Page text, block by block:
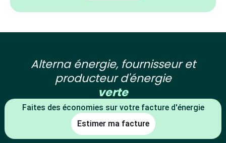
Faites des économies sur votre facture d'énergie
Estimer ma facture
Alterna énergie, fournisseur et
producteur d'énergie
verte
,
locale
et